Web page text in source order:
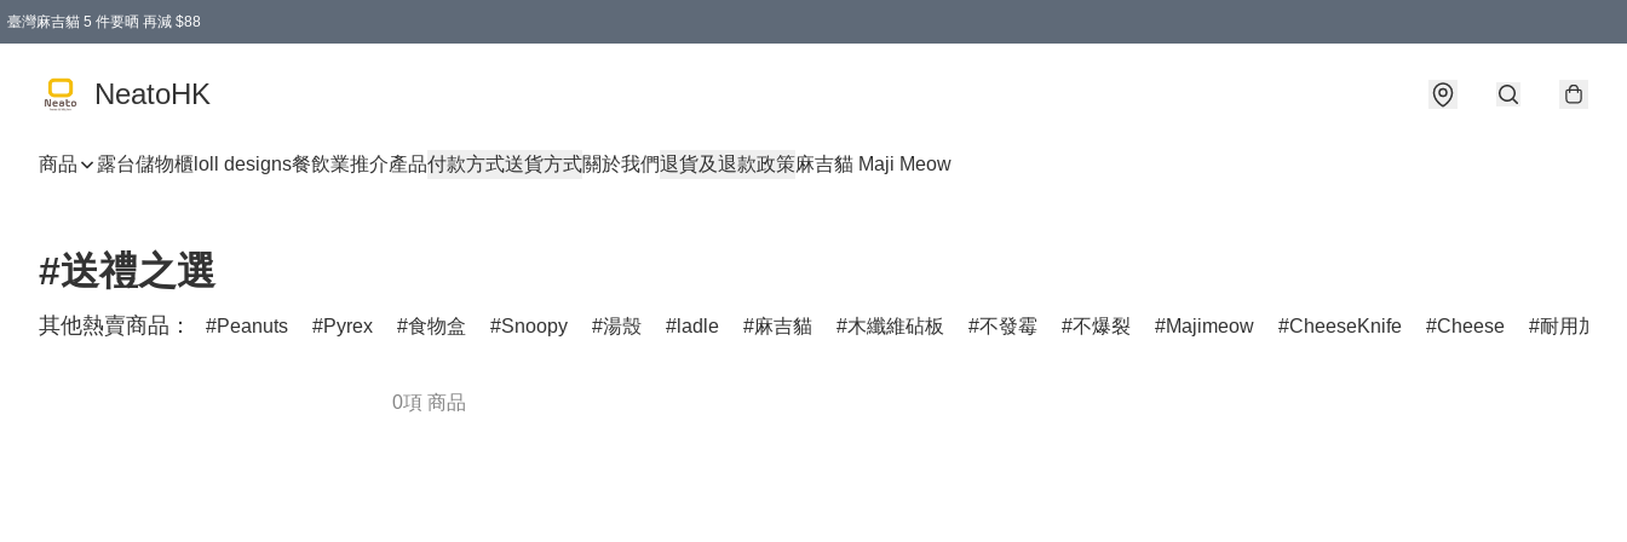
臺灣麻吉貓 5 件要晒 再減 $88
NeatoHK
商品 露台儲物櫃 loll designs餐飲業推介產品付款方式送貨方式關於我們退貨及退款政策麻吉貓 Maji Meow
#送禮之選
其他熱賣商品： Peanuts Pyrex 食物盒 Snoopy 湯殼 ladle 麻吉貓 木纖維砧板 不發霉 不爆裂 Majimeow CheeseKnife Cheese 耐用加工
0項 商品